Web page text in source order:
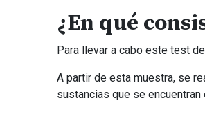
¿En qué
Para llevar a cabo este test
A partir de esta muestra, se
sustancias que se